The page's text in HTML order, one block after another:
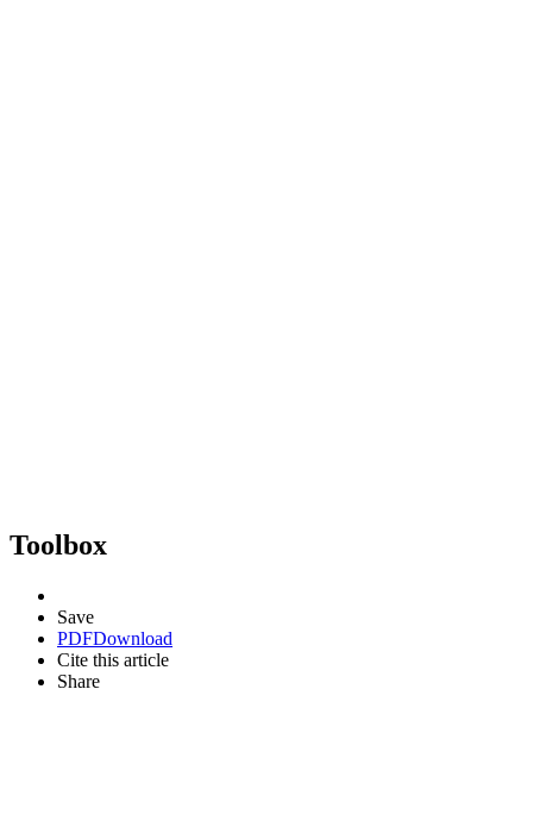
Toolbox
Save
PDFDownload
Cite this article
Share